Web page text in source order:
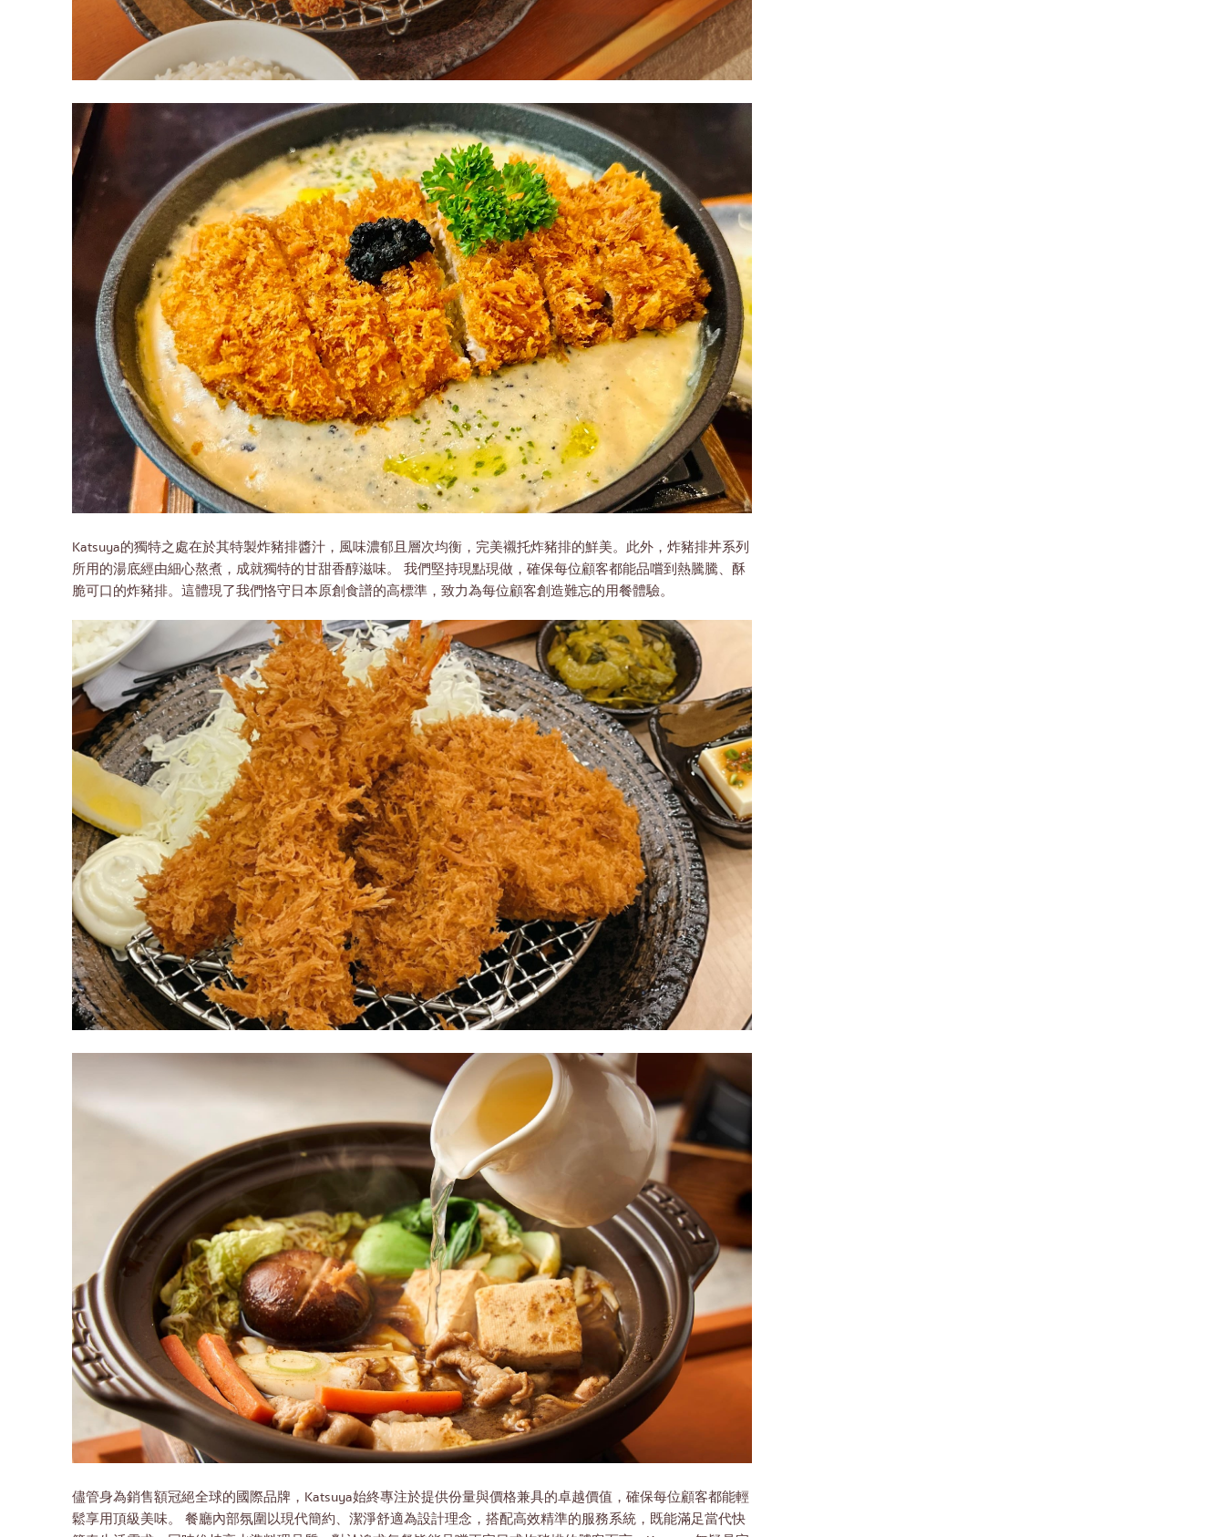
Katsuya的獨特之處在於其特製炸豬排醬汁，風味濃郁且層次均衡，完美襯托炸豬排的鮮美。此外，炸豬排丼系列
所用的湯底經由細心熬煮，成就獨特的甘甜香醇滋味。 我們堅持現點現做，確保每位顧客都能品嚐到熱騰騰、酥
脆可口的炸豬排。這體現了我們恪守日本原創食譜的高標準，致力為每位顧客創造難忘的用餐體驗。
儘管身為銷售額冠絕全球的國際品牌，Katsuya始終專注於提供份量與價格兼具的卓越價值，確保每位顧客都能輕
鬆享用頂級美味。 餐廳內部氛圍以現代簡約、潔淨舒適為設計理念，搭配高效精準的服務系統，既能滿足當代快